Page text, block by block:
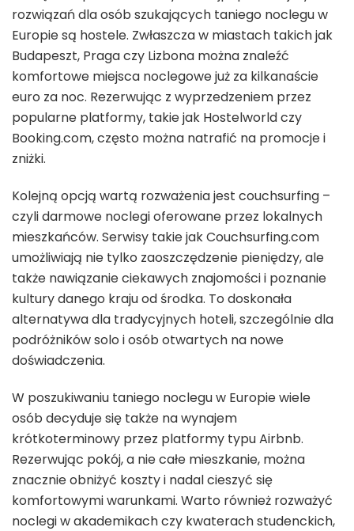
rozwiązań dla osób szukających taniego noclegu w
Europie są hostele. Zwłaszcza w miastach takich jak
Budapeszt, Praga czy Lizbona można znaleźć
komfortowe miejsca noclegowe już za kilkanaście
euro za noc. Rezerwując z wyprzedzeniem przez
popularne platformy, takie jak Hostelworld czy
Booking.com, często można natrafić na promocje i
zniżki.
Kolejną opcją wartą rozważenia jest couchsurfing –
czyli darmowe noclegi oferowane przez lokalnych
mieszkańców. Serwisy takie jak Couchsurfing.com
umożliwiają nie tylko zaoszczędzenie pieniędzy, ale
także nawiązanie ciekawych znajomości i poznanie
kultury danego kraju od środka. To doskonała
alternatywa dla tradycyjnych hoteli, szczególnie dla
podróżników solo i osób otwartych na nowe
doświadczenia.
W poszukiwaniu taniego noclegu w Europie wiele
osób decyduje się także na wynajem
krótkoterminowy przez platformy typu Airbnb.
Rezerwując pokój, a nie całe mieszkanie, można
znacznie obniżyć koszty i nadal cieszyć się
komfortowymi warunkami. Warto również rozważyć
noclegi w akademikach czy kwaterach studenckich,